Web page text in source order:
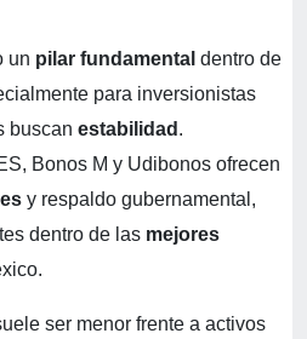
un pilar fundamental dentro de
para inversionistas
buscan estabilidad .
Bonos M y Udibonos ofrecen
y respaldo gubernamental,
dentro de las mejores
ser menor frente a activos